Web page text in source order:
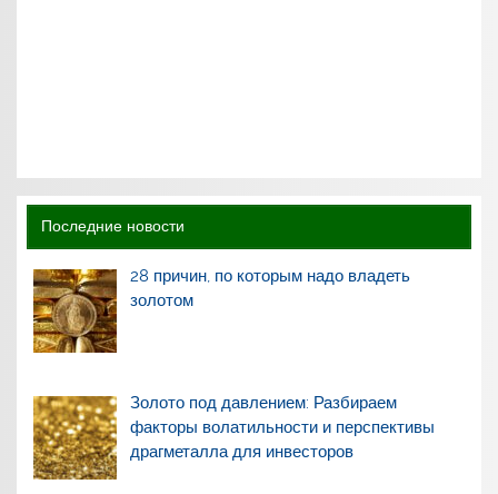
Последние новости
28 причин, по которым надо владеть
золотом
Золото под давлением: Разбираем
факторы волатильности и перспективы
драгметалла для инвесторов